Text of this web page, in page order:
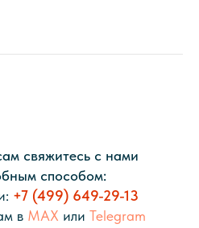
свяжитесь с нами
способом:
+7 (499) 649-29-13
в MAX или Telegram